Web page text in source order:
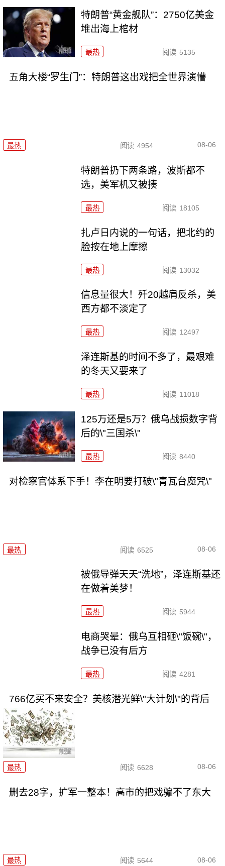
特朗普“黄金舰队”：2750亿美金
堆出海上棺材
最热 阅读 5135
五角大楼“罗生门”：特朗普这出戏把全世界演懵
最热 阅读 4954 08-06
特朗普扔下两条路，波斯都不
选，美军机又被揍
最热 阅读 18105
扎卢日内说的一句话，把北约的
脸按在地上摩擦
最热 阅读 13032
信息量很大！歼20越肩反杀，美
西方都不淡定了
最热 阅读 12497
泽连斯基的时间不多了，最艰难
的冬天又要来了
最热 阅读 11018
125万还是5万？俄乌战损数字背
后的\"三国杀\"
最热 阅读 8440
对检察官体系下手！李在明要打破\"青瓦台魔咒\"
最热 阅读 6525 08-06
被俄导弹天天“洗地”，泽连斯基还
在做着美梦！
最热 阅读 5944
电商哭晕：俄乌互相砸\"饭碗\"，
战争已没有后方
最热 阅读 4281
766亿买不来安全？美核潜光鲜\"大计划\"的背后
最热 阅读 6628 08-06
删去28字，扩军一整本！高市的把戏骗不了东大
最热 阅读 5644 08-06